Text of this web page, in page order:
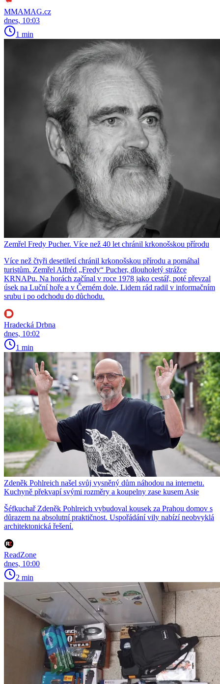
MMAMAG.cz
dnes, 10:03
1 min
Zemřel Fredy Pucher. Více než 40 let chránil krkonošskou přírodu
Více než čtyři desetiletí chránil krkonošskou přírodu a pomáhal
turistům. Zemřel Alfréd „Fredy“ Pucher, dlouholetý strážce
KRNAPu. Na horách začínal v roce 1978 jako cestář, poté převzal
úsek na Luční hoře a v Černém dole. Lidem rád radil v informačním
srubu i po odchodu do důchodu.
Hradecká Drbna
dnes, 10:02
1 min
Zdeněk Pohlreich našel svůj vysněný dům náhodou na internetu.
Kuchyně překvapí svými rozměry a koupelny zase kusem Asie
Šéfkuchař Zdeněk Pohlreich vybudoval kousek za Prahou domov s
důrazem na absolutní praktičnost. Uspořádání vily nabízí neobvyklá
architektonická řešení.
ReadZone
dnes, 10:00
2 min